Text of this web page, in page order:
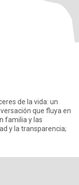
de la vida: un
que fluya en
familia y las
y la transparencia;